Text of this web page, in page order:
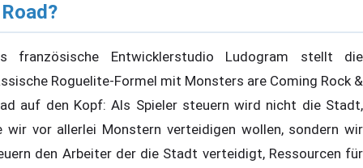
französische Entwicklerstudio Ludogram stellt die
Roguelite-Formel mit Monsters are Coming Rock &
auf den Kopf: Als Spieler steuern wird nicht die Stadt,
wir vor allerlei Monstern verteidigen wollen, sondern wir
den Arbeiter der die Stadt verteidigt, Ressourcen für